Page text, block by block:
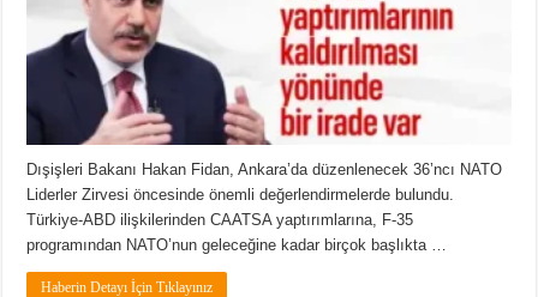
Dışişleri Bakanı Hakan Fidan, Ankara’da düzenlenecek 36’ncı NATO
Liderler Zirvesi öncesinde önemli değerlendirmelerde bulundu.
Türkiye-ABD ilişkilerinden CAATSA yaptırımlarına, F-35
programından NATO’nun geleceğine kadar birçok başlıkta …
Haberin Detayı İçin Tıklayınız